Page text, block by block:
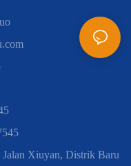
Xiuyan, Distrik Baru